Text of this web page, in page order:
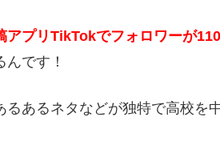
アプリTikTokでフォロワーが
んです！
るあるネタなどが独特で高校を